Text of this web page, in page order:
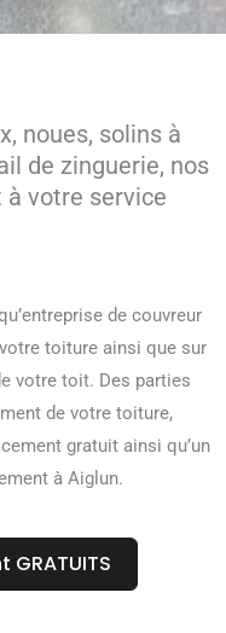
noues, solins à
de zinguerie, nos
à votre service
de couvreur
toiture ainsi que sur
votre toit. Des parties
de votre toiture,
gratuit ainsi qu’un
à Aiglun.